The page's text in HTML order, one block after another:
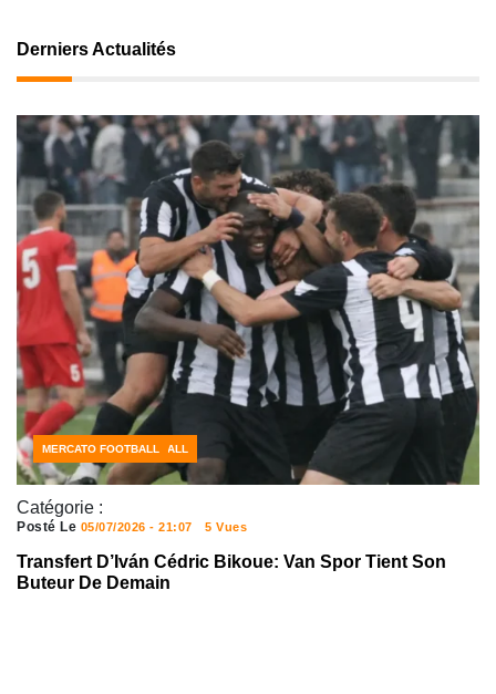
Derniers Actualités
Catégorie :
CÔTE D'IVOIRE FOOTBALL
FOOTBALL
MERCATO FOOTBALL
Posté Le 05/07/2026 - 21:07 5 Vues
Transfert D’Iván Cédric Bikoue: Van Spor Tient Son
Buteur De Demain